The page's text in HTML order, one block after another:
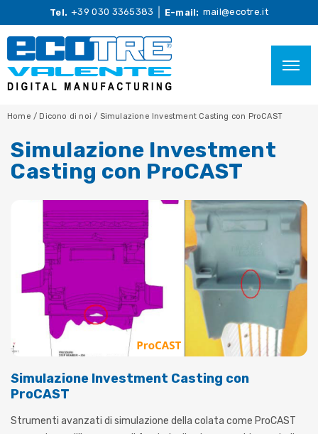
Tel. +39 030 3365383 E-mail: mail@ecotre.it
Home / Dicono di noi/ Simulazione Investment Casting con ProCAST
Simulazione Investment
Casting con ProCAST
Simulazione Investment Casting con
ProCAST
Strumenti avanzati di simulazione della colata come ProCAST